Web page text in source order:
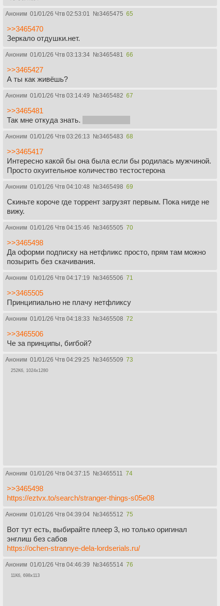
Аноним 01/01/26 Чтв 02:53:01 №3465475 65
>>3465470
Зеркало отдушки.нет.
Аноним 01/01/26 Чтв 03:13:34 №3465481 66
>>3465427
А ты как живёшь?
Аноним 01/01/26 Чтв 03:14:49 №3465482 67
>>3465481
Так мне откуда знать.
Аноним 01/01/26 Чтв 03:26:13 №3465483 68
>>3465417
Интересно какой бы она была если бы родилась мужчиной.
Просто охуительное количество тестостерона
Аноним 01/01/26 Чтв 04:10:48 №3465498 69
Cкиньте короче где торрент загрузят первым. Пока нигде не
вижу.
Аноним 01/01/26 Чтв 04:15:46 №3465505 70
>>3465498
Да оформи подписку на нетфликс просто, прям там можно
позырить без скачивания.
Аноним 01/01/26 Чтв 04:17:19 №3465506 71
>>3465505
Принципиально не плачу нетфликсу
Аноним 01/01/26 Чтв 04:18:33 №3465508 72
>>3465506
Че за принципы, бигбой?
Аноним 01/01/26 Чтв 04:29:25 №3465509 73
252Кб, 1024x1280
Аноним 01/01/26 Чтв 04:37:15 №3465511 74
>>3465498
https://eztvx.to/search/stranger-things-s05e08
Аноним 01/01/26 Чтв 04:39:04 №3465512 75
Вот тут есть, выбирайте плеер 3, но только оригинал
энглиш без сабов
https://ochen-strannye-dela-lordserials.ru/
Аноним 01/01/26 Чтв 04:46:39 №3465514 76
11Кб, 698x113